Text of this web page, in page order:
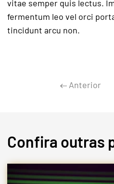
vitae semper quis lectus.
fermentum leo vel orci
tincidunt arcu non.
Anterior
Confira outras